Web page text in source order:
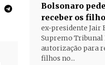
Bolsonaro
receber os
ex-presidente Jair
Supremo Tribunal
autorização para
filhos no...